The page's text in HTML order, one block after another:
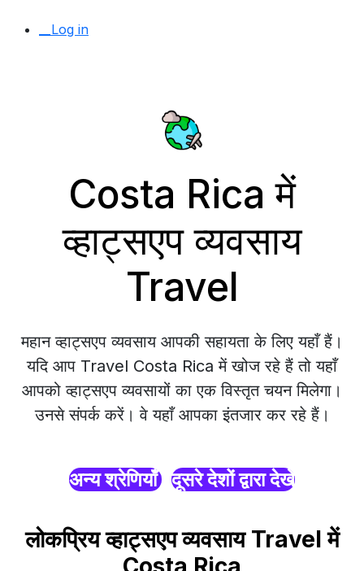
__Log in
Costa Rica में
व्हाट्सएप व्यवसाय
Travel
महान व्हाट्सएप व्यवसाय आपकी सहायता के लिए यहाँ हैं।
यदि आप Travel Costa Rica में खोज रहे हैं तो यहाँ
आपको व्हाट्सएप व्यवसायों का एक विस्तृत चयन मिलेगा।
उनसे संपर्क करें। वे यहाँ आपका इंतजार कर रहे हैं।
अन्य श्रेणियाँ दूसरे देशों द्वारा देखें
लोकप्रिय व्हाट्सएप व्यवसाय Travel में